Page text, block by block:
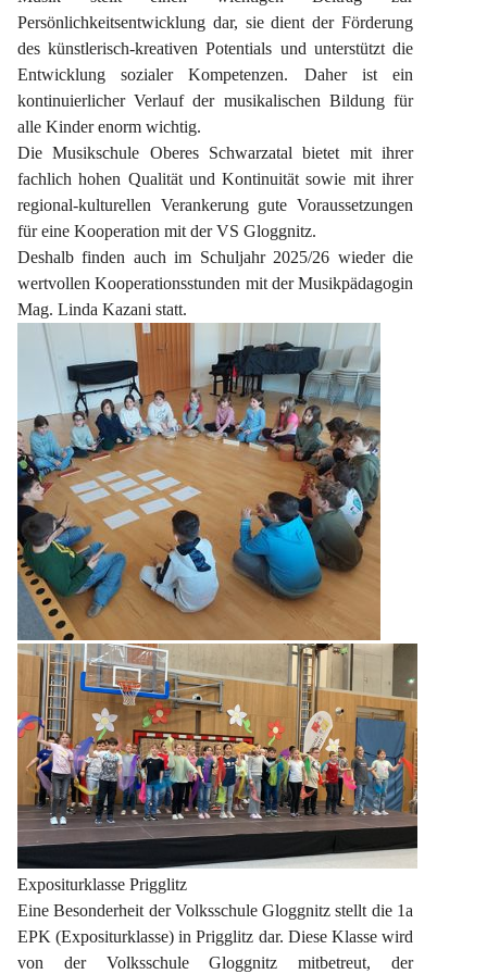
Persönlichkeitsentwicklung dar, sie dient der Förderung
des künstlerisch-kreativen Potentials und unterstützt die
Entwicklung sozialer Kompetenzen. Daher ist ein
kontinuierlicher Verlauf der musikalischen Bildung für
alle Kinder enorm wichtig.
Die Musikschule Oberes Schwarzatal bietet mit ihrer
fachlich hohen Qualität und Kontinuität sowie mit ihrer
regional-kulturellen Verankerung gute Voraussetzungen
für eine Kooperation mit der VS Gloggnitz.
Deshalb finden auch im Schuljahr 2025/26 wieder die
wertvollen Kooperationsstunden mit der Musikpädagogin
Mag. Linda Kazani statt.
Expositurklasse Prigglitz
Eine Besonderheit der Volksschule Gloggnitz stellt die 1a
EPK (Expositurklasse) in Prigglitz dar. Diese Klasse wird
von der Volksschule Gloggnitz mitbetreut, der